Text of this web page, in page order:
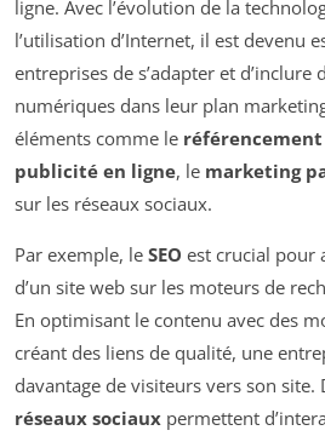
ligne. Avec l’évolution de la
l’utilisation d’Internet, il est devenu
entreprises de s’adapter et d’inclure
numériques dans leur plan
éléments comme le
publicité en ligne, le marketing
sur les réseaux sociaux.
Par exemple, le SEO est crucial pour
d’un site web sur les moteurs de
En optimisant le contenu avec des
créant des liens de qualité, une
davantage de visiteurs vers son site.
réseaux sociaux permettent